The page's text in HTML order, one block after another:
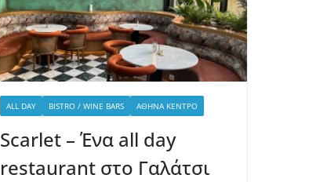
ALL DAY BISTRO / WINE BARS ΑΘΉΝΑ ΚΈΝΤΡΟ
Scarlet – Ένα all day
restaurant στο Γαλάτσι